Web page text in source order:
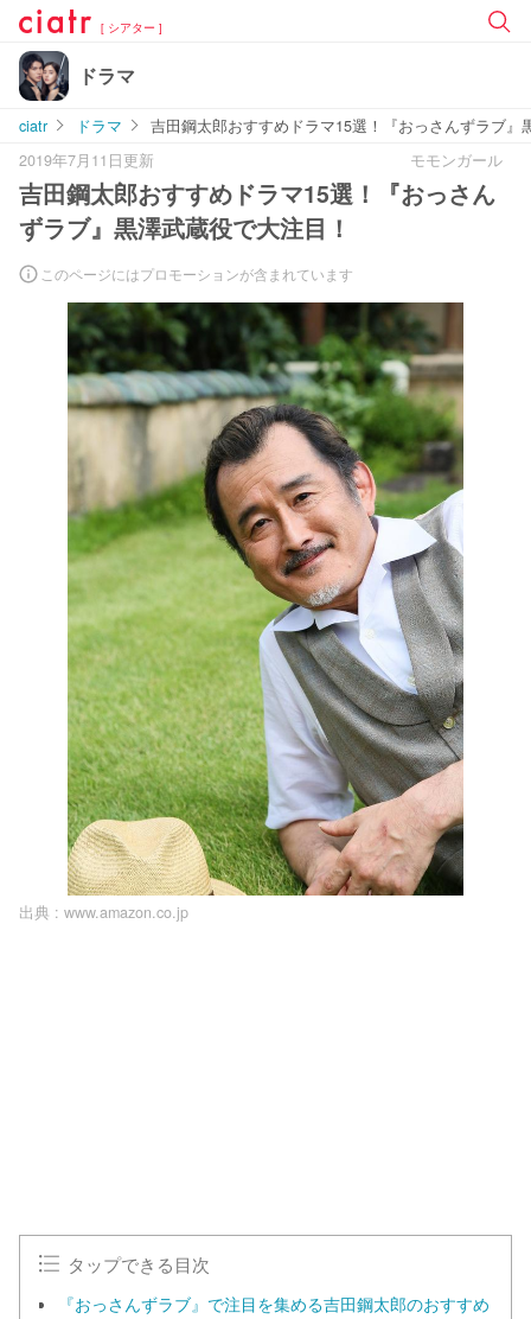
[ シアター ]
ドラマ
ciatr ドラマ
吉田鋼太郎おすすめドラマ15選！『おっさんずラブ』
2019年7月11日更新
モモンガール
吉田鋼太郎おすすめドラマ15選！『おっさん
ずラブ』黒澤武蔵役で大注目！
このページにはプロモーションが含まれています
出典 : www.amazon.co.jp
タップできる目次
『おっさんずラブ』で注目を集める吉田鋼太郎のおすすめ